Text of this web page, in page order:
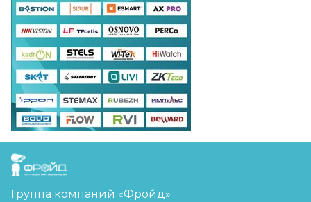
FreudGroup
Группа компаний «Фройд»